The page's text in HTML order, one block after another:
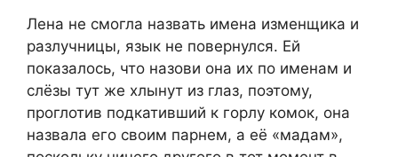
Лена не смогла назвать имена изменщика и
разлучницы, язык не повернулся. Ей
показалось, что назови она их по именам и
слёзы тут же хлынут из глаз, поэтому,
проглотив подкативший к горлу комок, она
назвала его своим парнем, а её «мадам»,